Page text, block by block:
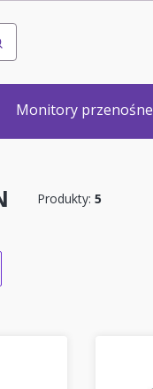
Monitory przenośne
Produkty: 5